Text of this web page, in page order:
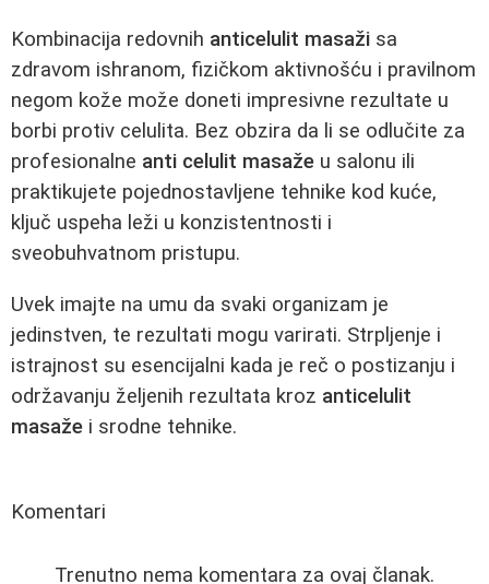
Kombinacija redovnih anticelulit masaži sa
zdravom ishranom, fizičkom aktivnošću i pravilnom
negom kože može doneti impresivne rezultate u
borbi protiv celulita. Bez obzira da li se odlučite za
profesionalne anti celulit masaže u salonu ili
praktikujete pojednostavljene tehnike kod kuće,
ključ uspeha leži u konzistentnosti i
sveobuhvatnom pristupu.
Uvek imajte na umu da svaki organizam je
jedinstven, te rezultati mogu varirati. Strpljenje i
istrajnost su esencijalni kada je reč o postizanju i
održavanju željenih rezultata kroz anticelulit
masaže i srodne tehnike.
Komentari
Trenutno nema komentara za ovaj članak.